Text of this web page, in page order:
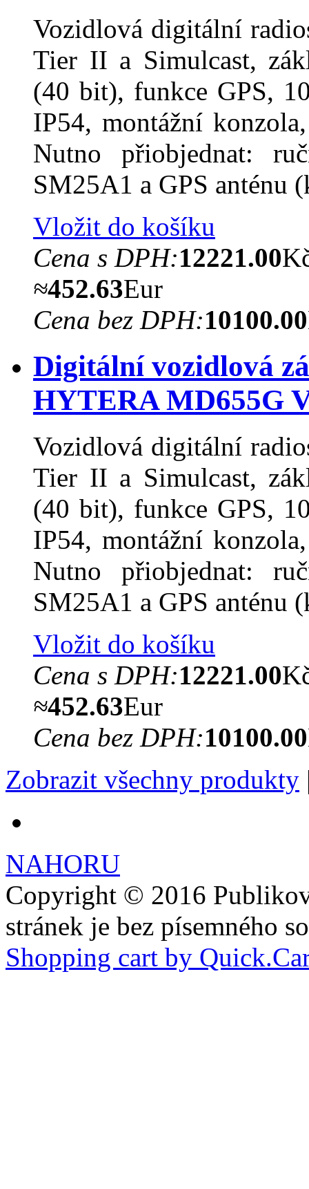
Vozidlová digitální
Tier II a Simulcast,
(40 bit), funkce GPS,
IP54, montážní
Nutno přiobjednat:
SM25A1 a GPS anténu
Vložit do košíku
Cena s DPH:12221.00
≈452.63Eur
Cena bez DPH:10100.00
Digitální vozidlová
HYTERA MD655G
Vozidlová digitální
Tier II a Simulcast,
(40 bit), funkce GPS,
IP54, montážní
Nutno přiobjednat:
SM25A1 a GPS anténu
Vložit do košíku
Cena s DPH:12221.00
≈452.63Eur
Cena bez DPH:10100.00
Zobrazit všechny produkty
NAHORU
Copyright © 2016
stránek je bez písemného
Shopping cart by